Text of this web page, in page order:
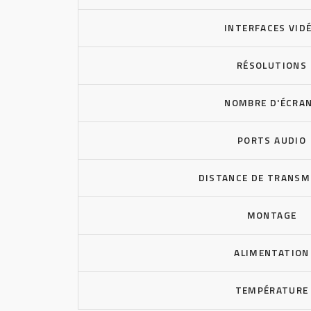
INTERFACES
RÉSOLUTIONS
NOMBRE
PORTS AUDIO
DISTANCE DE
MONTAGE
ALIMENTATION
TEMPÉRATURE